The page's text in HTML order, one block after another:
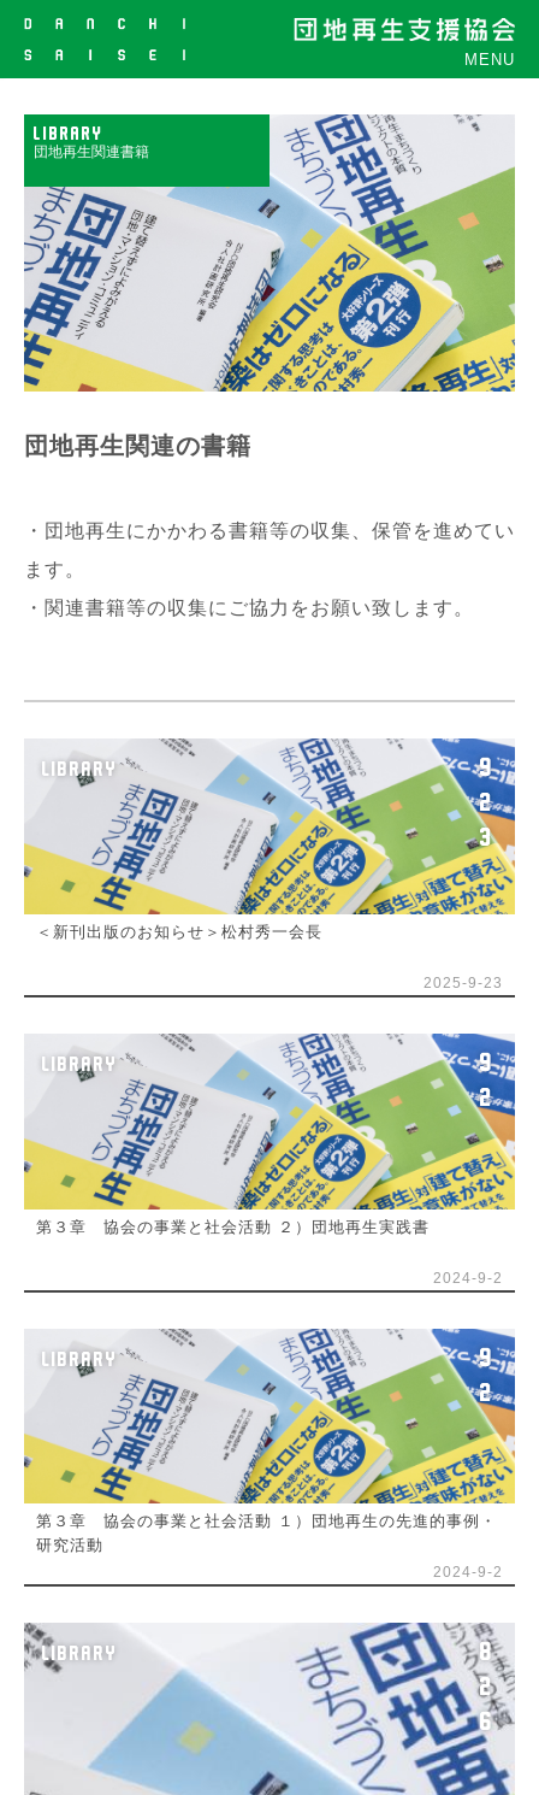
MENU
LIBRARY
団地再生関連書籍
団地再生関連の書籍
・団地再生にかかわる書籍等の収集、保管を進めてい
ます。
・関連書籍等の収集にご協力をお願い致します。
LIBRARY
9
2
3
＜新刊出版のお知らせ＞松村秀一会長
2025-9-23
LIBRARY
9
2
第３章 協会の事業と社会活動 ２）団地再生実践書
2024-9-2
LIBRARY
9
2
第３章 協会の事業と社会活動 １）団地再生の先進的事例・
研究活動
2024-9-2
LIBRARY
8
2
6